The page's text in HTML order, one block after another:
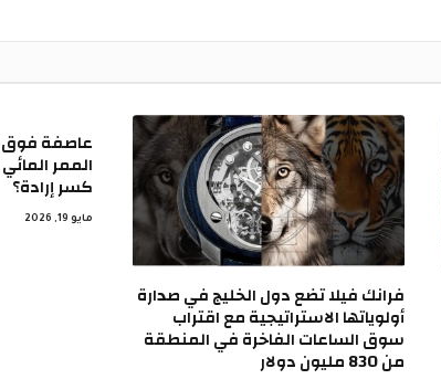
فرانك فيلا تضع دول الخليج في صدارة
أولوياتها الاستراتيجية مع اقتراب
سوق الساعات الفاخرة في المنطقة
من 830 مليون دولار
عاصفة
الممر
كسر إرادة؟
مايو 19, 2026